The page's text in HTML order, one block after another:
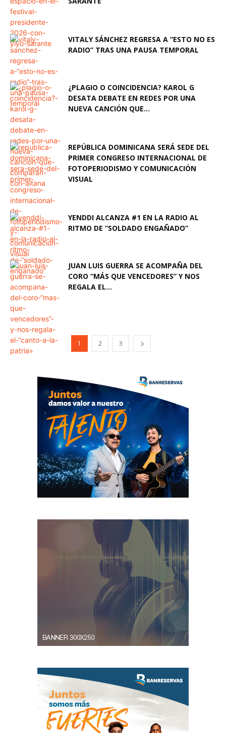
VITALY SÁNCHEZ REGRESA A “ESTO NO ES
RADIO” TRAS UNA PAUSA TEMPORAL
¿PLAGIO O COINCIDENCIA? KAROL G
DESATA DEBATE EN REDES POR UNA
NUEVA CANCIÓN QUE...
REPÚBLICA DOMINICANA SERÁ SEDE DEL
PRIMER CONGRESO INTERNACIONAL DE
FOTOPERIODISMO Y COMUNICACIÓN
VISUAL
YENDDI ALCANZA #1 EN LA RADIO AL
RITMO DE “SOLDADO ENGAÑADO”
JUAN LUIS GUERRA SE ACOMPAÑA DEL
CORO “MÁS QUE VENCEDORES” Y NOS
REGALA EL...
1 2 3